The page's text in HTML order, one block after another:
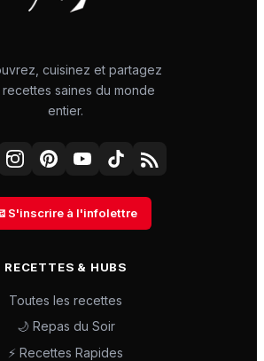
cuisinez et partagez
saines du monde
entier.
S'inscrire à l'infolettre
RECETTES & HUBS
Toutes les recettes
🌙 Repas du Soir
⚡ Recettes Rapides